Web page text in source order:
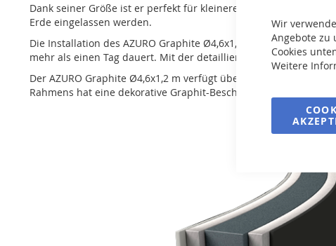
Wir
Angebote zu
Cookies
Weitere
Dank seiner Größe ist er perfekt für kleinere Grundstücke
Erde eingelassen werden.
Die Installation des AZURO Graphite Ø4,6x1,2 m mit
mehr als einen Tag dauert. Mit der detaillierten Schritt-für-
Der AZURO Graphite Ø4,6x1,2 m verfügt über einen stabilen
Rahmens hat eine dekorative Graphit-Beschichtung, die dem